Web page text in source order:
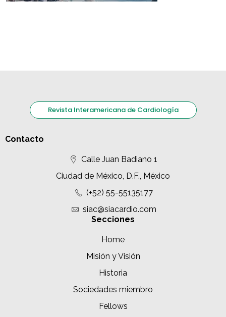
Revista Interamericana de Cardiología
Contacto
Calle Juan Badiano 1
Ciudad de México, D.F., México
(+52) 55-55135177
siac@siacardio.com
Secciones
Home
Misión y Visión
Historia
Sociedades miembro
Fellows